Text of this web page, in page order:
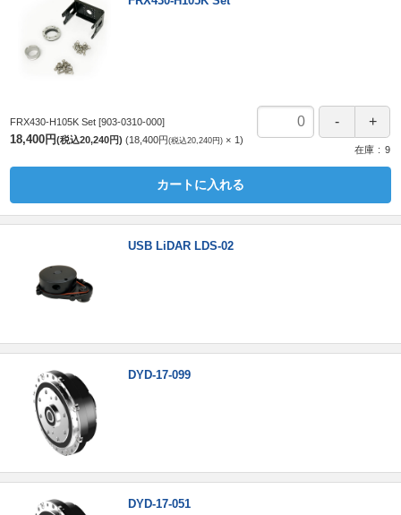
FRX430-H105K Set [903-0310-000]
18,400円(税込20,240円) 18,400円(税込20,240円)
1
在庫
9
カートに入れる
USB LiDAR LDS-02
DYD-17-099
DYD-17-051